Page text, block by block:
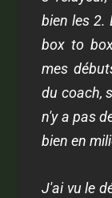
bien les 2.
box to
mes
du coach,
n'y a pas
bien en
J'ai vu le